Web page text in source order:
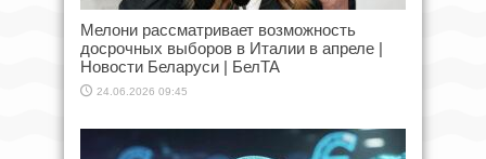
Мелони рассматривает возможность
досрочных выборов в Италии в апреле |
Новости Беларуси | БелТА
24.06.2026 09:45